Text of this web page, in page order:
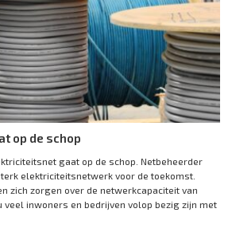
op de schop
gaat op de schop. Netbeheerder
elektriciteitsnetwerk voor de toekomst.
zich zorgen over de netwerkcapaciteit van
veel inwoners en bedrijven volop bezig zijn met